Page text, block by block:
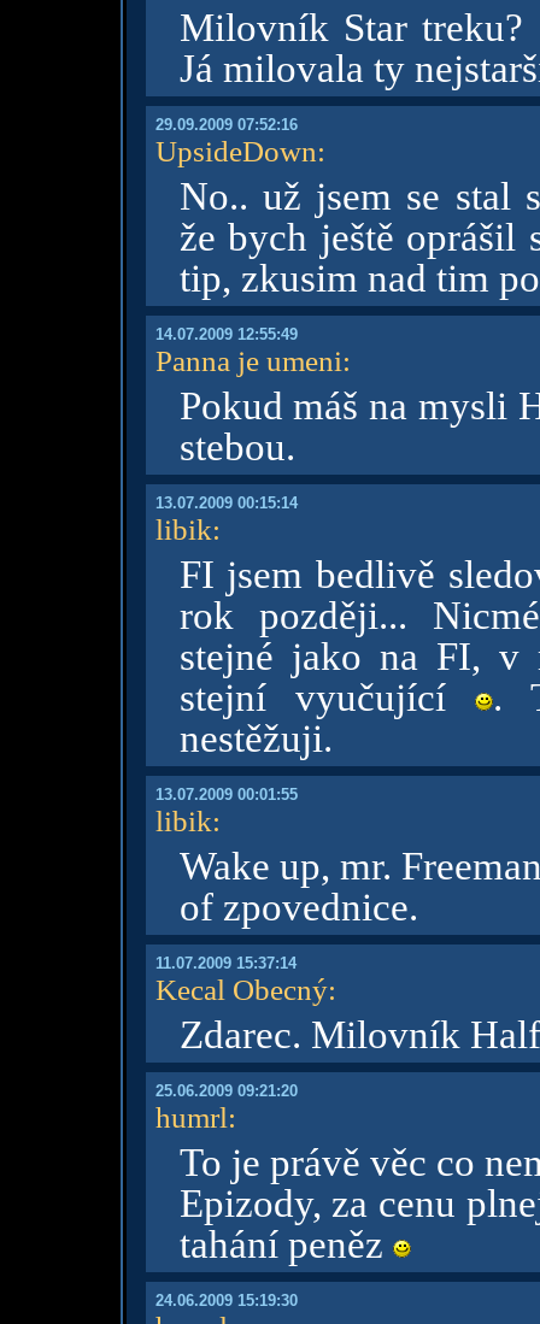
Milovník Star treku?
Já milovala ty
29.09.2009 07:52:16
UpsideDown:
No.. už jsem se stal
že bych ještě oprášil
tip, zkusim nad tim
14.07.2009 12:55:49
Panna je umeni:
Pokud máš na mysli
stebou.
13.07.2009 00:15:14
libik:
FI jsem bedlivě
rok později...
stejné jako na FI, v
stejní vyučující
.
nestěžuji.
13.07.2009 00:01:55
libik:
Wake up, mr.
of zpovednice.
11.07.2009 15:37:14
Kecal Obecný:
Zdarec. Milovník
25.06.2009 09:21:20
humrl:
To je právě věc co
Epizody, za cenu
tahání peněz
24.06.2009 15:19:30